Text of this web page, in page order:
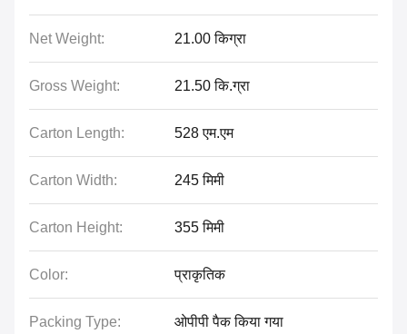
Net Weight: 21.00 किग्रा
Gross Weight: 21.50 कि.ग्रा
Carton Length: 528 एम.एम
Carton Width: 245 मिमी
Carton Height: 355 मिमी
Color: प्राकृतिक
Packing Type: ओपीपी पैक किया गया